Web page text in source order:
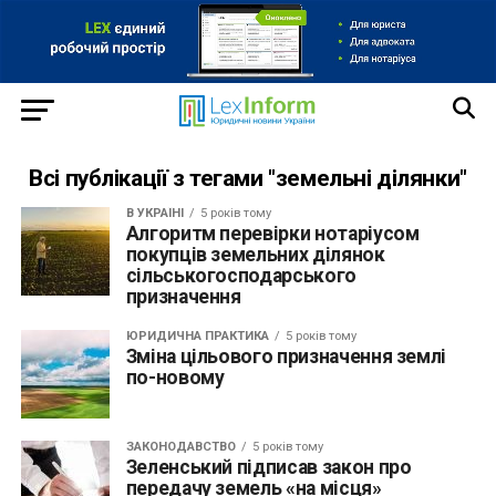
Всі публікації з тегами "земельні ділянки"
В УКРАЇНІ 5 років тому
Алгоритм перевірки нотаріусом
покупців земельних ділянок
сільськогосподарського
призначення
ЮРИДИЧНА ПРАКТИКА 5 років тому
Зміна цільового призначення землі
по-новому
ЗАКОНОДАВСТВО 5 років тому
Зеленський підписав закон про
передачу земель «на місця»